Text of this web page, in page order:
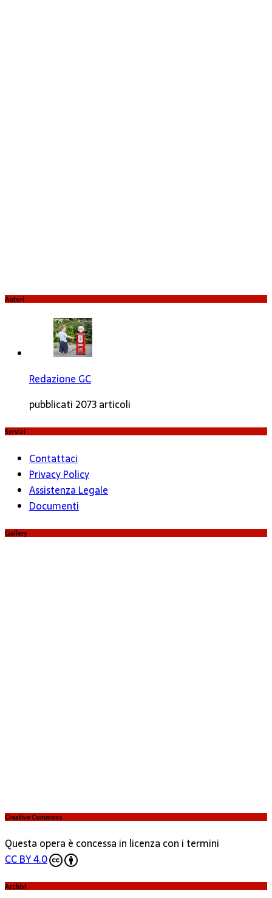
Autori
Redazione GC
pubblicati 2073 articoli
Servizi
Contattaci
Privacy Policy
Assistenza Legale
Documenti
Gallery
Creative Commons
Questa opera è concessa in licenza con i termini
CC BY 4.0
Archivi